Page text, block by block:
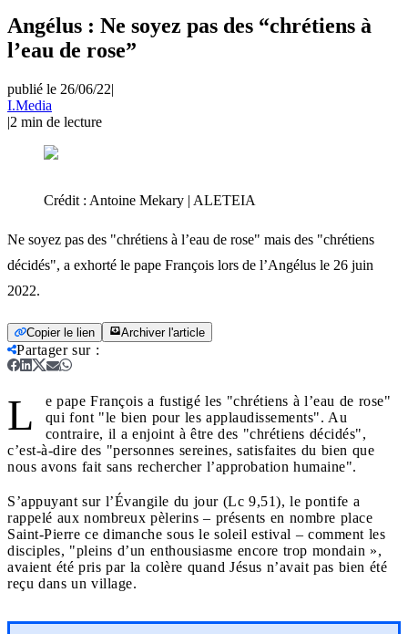
Angélus : Ne soyez pas des “chrétiens à
l’eau de rose”
publié le 26/06/22|
I.Media
|2 min de lecture
Crédit : Antoine Mekary | ALETEIA
Ne soyez pas des "chrétiens à l’eau de rose" mais des "chrétiens
décidés", a exhorté le pape François lors de l’Angélus le 26 juin
2022.
Copier le lien Archiver l'article
Partager sur:
L
e pape François a fustigé les "chrétiens à l’eau de rose"
qui font "le bien pour les applaudissements". Au
contraire, il a enjoint à être des "chrétiens décidés",
c’est-à-dire des "personnes sereines, satisfaites du bien que
nous avons fait sans rechercher l’approbation humaine".
S’appuyant sur l’Évangile du jour (Lc 9,51), le pontife a
rappelé aux nombreux pèlerins – présents en nombre place
Saint-Pierre ce dimanche sous le soleil estival – comment les
disciples, "pleins d’un enthousiasme encore trop mondain »,
avaient été pris par la colère quand Jésus n’avait pas bien été
reçu dans un village.